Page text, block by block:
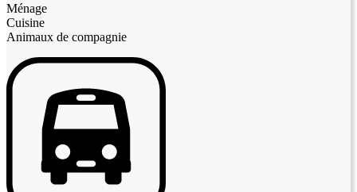
Ménage
Cuisine
Animaux de compagnie